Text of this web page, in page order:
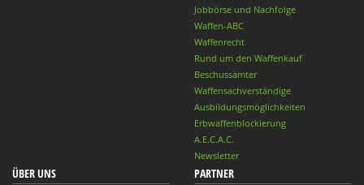
Jobbörse und Nachfolge
Waffen-ABC
Waffenrecht
Rund um den Waffenkauf
Beschussämter
Waffensachverständige
Ausbildungsmöglichkeiten
Erbwaffenblockierung
A.E.C.A.C.
Newsletter
ÜBER UNS PARTNER